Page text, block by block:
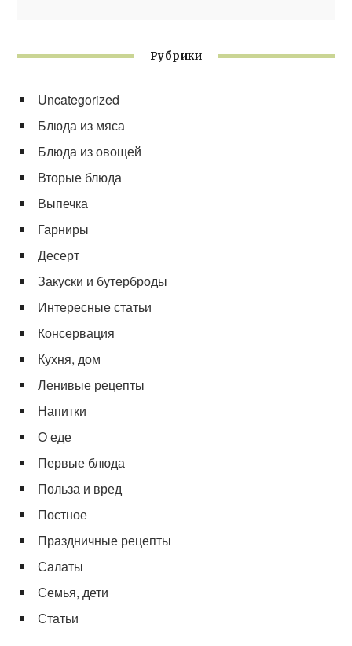
Рубрики
Uncategorized
Блюда из мяса
Блюда из овощей
Вторые блюда
Выпечка
Гарниры
Десерт
Закуски и бутерброды
Интересные статьи
Консервация
Кухня, дом
Ленивые рецепты
Напитки
О еде
Первые блюда
Польза и вред
Постное
Праздничные рецепты
Салаты
Семья, дети
Статьи